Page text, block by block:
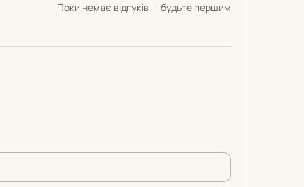
Поки немає відгуків — будьте першим